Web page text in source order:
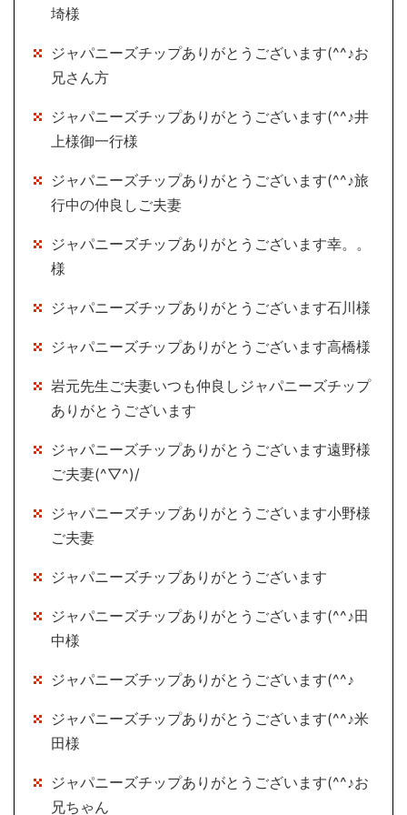
埼様
ジャパニーズチップありがとうございます(^^♪お
兄さん方
ジャパニーズチップありがとうございます(^^♪井
上様御一行様
ジャパニーズチップありがとうございます(^^♪旅
行中の仲良しご夫妻
ジャパニーズチップありがとうございます幸。。
様
ジャパニーズチップありがとうございます石川様
ジャパニーズチップありがとうございます高橋様
岩元先生ご夫妻いつも仲良しジャパニーズチップ
ありがとうございます
ジャパニーズチップありがとうございます遠野様
ご夫妻(^▽^)/
ジャパニーズチップありがとうございます小野様
ご夫妻
ジャパニーズチップありがとうございます
ジャパニーズチップありがとうございます(^^♪田
中様
ジャパニーズチップありがとうございます(^^♪
ジャパニーズチップありがとうございます(^^♪米
田様
ジャパニーズチップありがとうございます(^^♪お
兄ちゃん